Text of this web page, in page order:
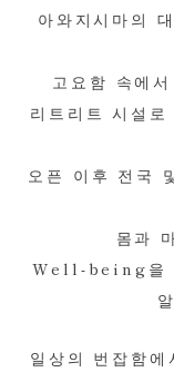
아와지시마의
고요함 속에
리트리트 시설
오픈 이후 전국
몸과
Well-being을
일상의 번잡함